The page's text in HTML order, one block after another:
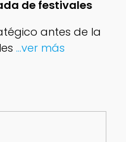
de festivales
antes de la
...ver más